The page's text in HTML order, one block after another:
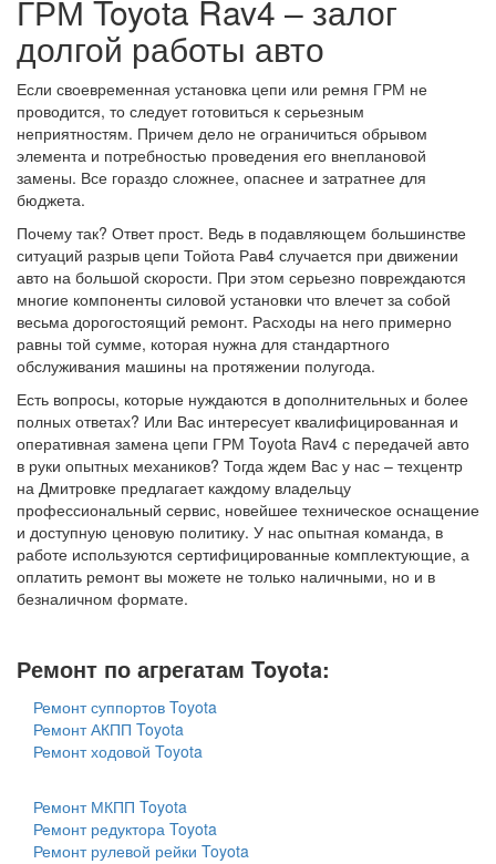
ГРМ Toyota Rav4 – залог
долгой работы авто
Если своевременная установка цепи или ремня ГРМ не
проводится, то следует готовиться к серьезным
неприятностям. Причем дело не ограничиться обрывом
элемента и потребностью проведения его внеплановой
замены. Все гораздо сложнее, опаснее и затратнее для
бюджета.
Почему так? Ответ прост. Ведь в подавляющем большинстве
ситуаций разрыв цепи Тойота Рав4 случается при движении
авто на большой скорости. При этом серьезно повреждаются
многие компоненты силовой установки что влечет за собой
весьма дорогостоящий ремонт. Расходы на него примерно
равны той сумме, которая нужна для стандартного
обслуживания машины на протяжении полугода.
Есть вопросы, которые нуждаются в дополнительных и более
полных ответах? Или Вас интересует квалифицированная и
оперативная замена цепи ГРМ Toyota Rav4 с передачей авто
в руки опытных механиков? Тогда ждем Вас у нас – техцентр
на Дмитровке предлагает каждому владельцу
профессиональный сервис, новейшее техническое оснащение
и доступную ценовую политику. У нас опытная команда, в
работе используются сертифицированные комплектующие, а
оплатить ремонт вы можете не только наличными, но и в
безналичном формате.
Ремонт по агрегатам Toyota:
Ремонт суппортов Toyota
Ремонт АКПП Toyota
Ремонт ходовой Toyota
Ремонт МКПП Toyota
Ремонт редуктора Toyota
Ремонт рулевой рейки Toyota